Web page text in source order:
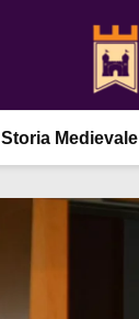
Storia Medievale